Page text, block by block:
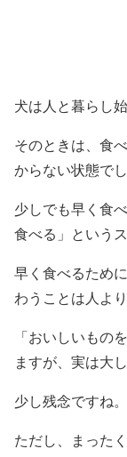
犬は人と暮らし
そのときは、食
からない状態でし
少しでも早く食
食べる」という
早く食べるため
わうことは人よ
「おいしいもの
ますが、実は大
少し残念ですね。
ただし、まった